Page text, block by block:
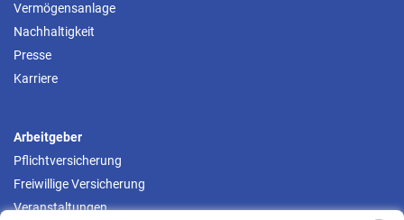
Vermögensanlage
Nachhaltigkeit
Presse
Karriere
Arbeitgeber
Pflichtversicherung
Freiwillige Versicherung
Veranstaltungen